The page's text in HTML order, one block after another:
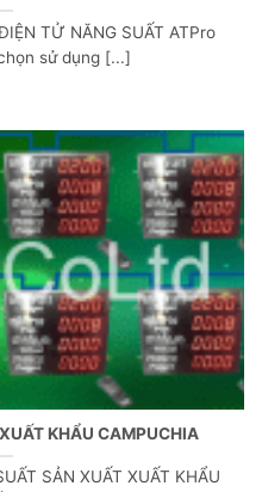
TỬ NĂNG SUẤT ATPro
sử dụng [...]
KHẨU CAMPUCHIA
SẢN XUẤT XUẤT KHẨU